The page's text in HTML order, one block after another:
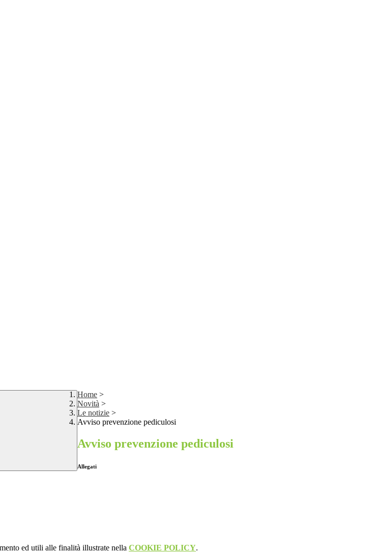
Home >
Novità >
Le notizie >
Avviso prevenzione pediculosi
Avviso prevenzione pediculosi
Allegati
ed utili alle finalità illustrate nella COOKIE POLICY.